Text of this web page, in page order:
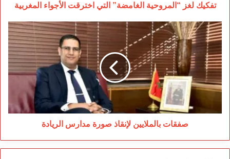
تفكيك لغز “المروحية الغامضة” التي اخترقت الأجواء المغربية
صفقات
بالملايين
لإنقاذ
صورة
مدارس
الريادة
صفقات بالملايين لإنقاذ صورة مدارس الريادة